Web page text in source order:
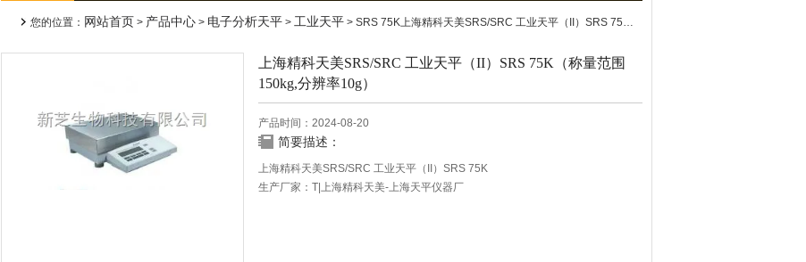
您的位置： 网站首页 > 产品中心 > 电子分析天平 > 工业天平 > SRS 75K上海精科天美SRS/SRC 工业天平（II）SRS 75K（称量范围150kg,分辨率10g）
上海精科天美SRS/SRC 工业天平（II）SRS 75K（称量范围
150kg,分辨率10g）
产品时间：2024-08-20
简要描述：
上海精科天美SRS/SRC 工业天平（II）SRS 75K
生产厂家：T|上海精科天美-上海天平仪器厂